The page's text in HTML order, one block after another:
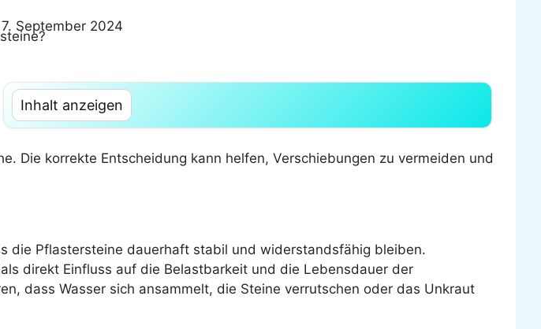
September 2024
Inhalt anzeigen
Die korrekte Entscheidung kann helfen, Verschiebungen zu vermeiden und
die Pflastersteine dauerhaft stabil und widerstandsfähig bleiben.
direkt Einfluss auf die Belastbarkeit und die Lebensdauer der
dass Wasser sich ansammelt, die Steine verrutschen oder das Unkraut